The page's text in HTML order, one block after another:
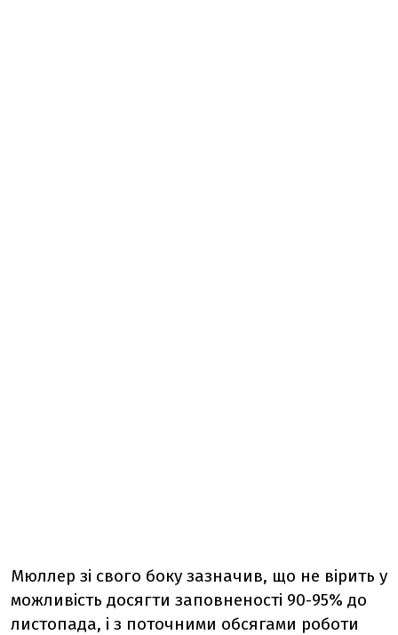
Мюллер зі свого боку зазначив, що не вірить у
можливість досягти заповненості 90-95% до
листопада, і з поточними обсягами роботи